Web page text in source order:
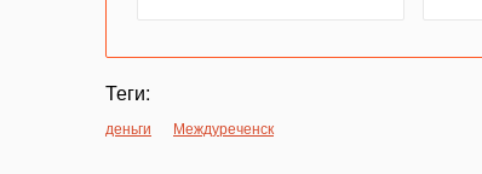
Теги:
деньги Междуреченск